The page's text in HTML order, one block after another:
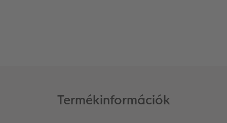
Termékinformációk